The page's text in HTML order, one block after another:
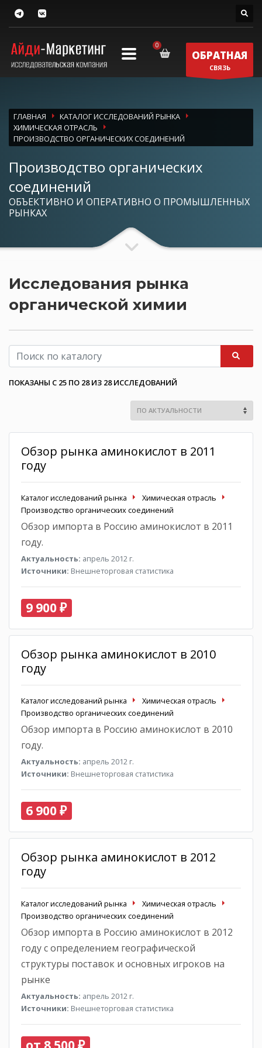
ОБРАТНАЯ
СВЯЗЬ
ГЛАВНАЯ
КАТАЛОГ ИССЛЕДОВАНИЙ РЫНКА
ХИМИЧЕСКАЯ ОТРАСЛЬ
ПРОИЗВОДСТВО ОРГАНИЧЕСКИХ СОЕДИНЕНИЙ
Производство органических
соединений
ОБЪЕКТИВНО И ОПЕРАТИВНО О ПРОМЫШЛЕННЫХ
РЫНКАХ
Исследования рынка
органической химии
ПОКАЗАНЫ С 25 ПО 28 ИЗ 28 ИССЛЕДОВАНИЙ
Обзор рынка аминокислот в 2011
году
Каталог исследований рынка
Химическая отрасль
Производство органических соединений
Обзор импорта в Россию аминокислот в 2011
году.
Актуальность: апрель 2012 г.
Источники: Внешнеторговая статистика
9 900 ₽
Обзор рынка аминокислот в 2010
году
Каталог исследований рынка
Химическая отрасль
Производство органических соединений
Обзор импорта в Россию аминокислот в 2010
году.
Актуальность: апрель 2012 г.
Источники: Внешнеторговая статистика
6 900 ₽
Обзор рынка аминокислот в 2012
году
Каталог исследований рынка
Химическая отрасль
Производство органических соединений
Обзор импорта в Россию аминокислот в 2012
году с определением географической
структуры поставок и основных игроков на
рынке
Актуальность: апрель 2012 г.
Источники: Внешнеторговая статистика